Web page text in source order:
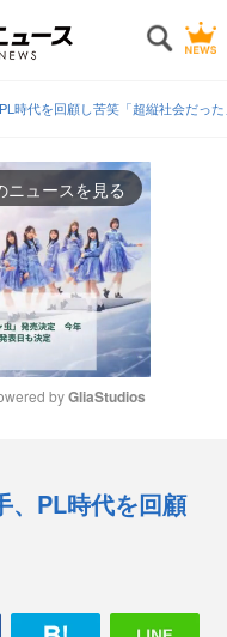
時代を回顧し苦笑「超縦社会だっ
ニュースを見る
t
e
by GliaStudios
、PL時代を回顧